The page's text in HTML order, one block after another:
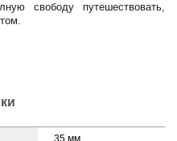
свободу путешествовать,
35 мм